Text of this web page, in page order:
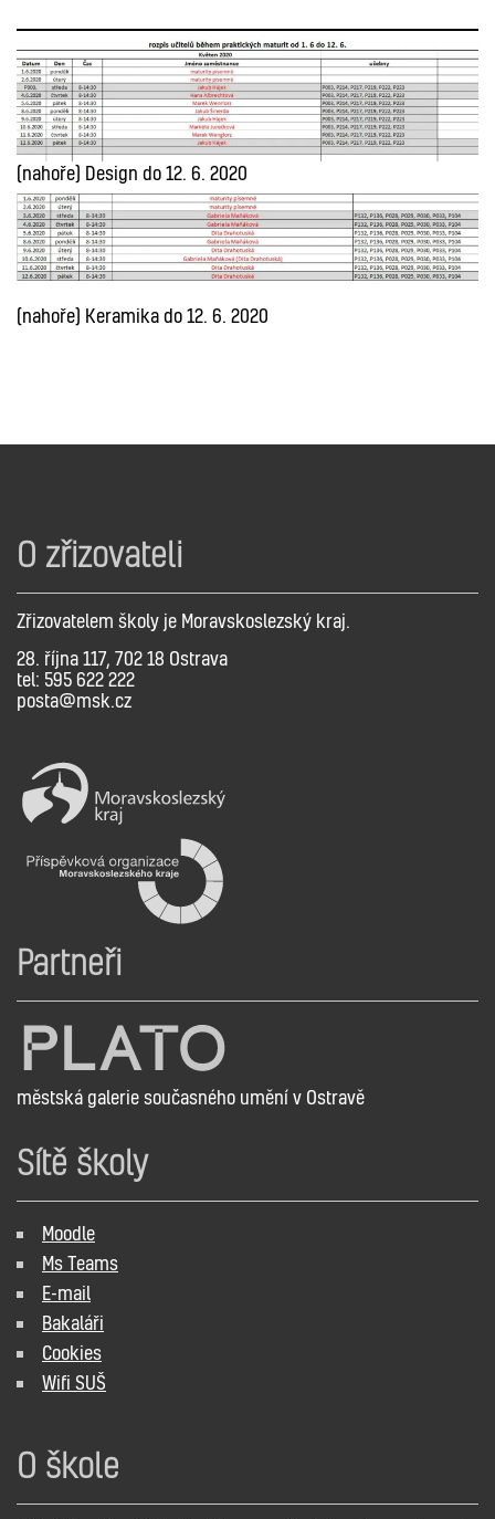
(nahoře) Design do 12. 6. 2020
(nahoře) Keramika do 12. 6. 2020
O zřizovateli
Zřizovatelem školy je Moravskoslezský kraj.
28. října 117, 702 18 Ostrava
tel: 595 622 222
posta@msk.cz
Partneři
městská galerie současného umění v Ostravě
Sítě školy
Moodle
Ms Teams
E-mail
Bakaláři
Cookies
Wifi SUŠ
O škole